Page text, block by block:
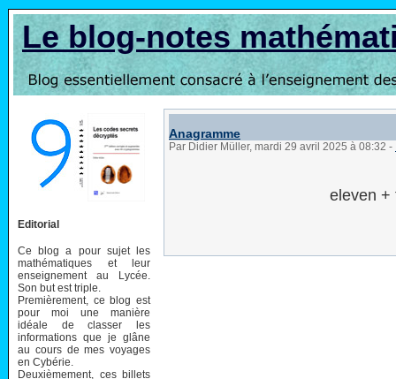
Le blog-notes
Editorial
Ce blog a pour sujet les
mathématiques et leur
enseignement au Lycée.
Son but est triple.
Premièrement, ce blog est
pour moi une manière
idéale de classer les
informations que je glâne
au cours de mes voyages
en Cybérie.
Deuxièmement, ces billets
Anagramme
Par Didier Müller, mardi 29 avril 2025 à 08:32 -
eleven +